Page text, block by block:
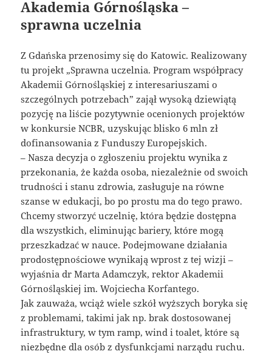
Akademia Górnośląska –
sprawna uczelnia
Z Gdańska przenosimy się do Katowic. Realizowany
tu projekt „Sprawna uczelnia. Program współpracy
Akademii Górnośląskiej z interesariuszami o
szczególnych potrzebach” zajął wysoką dziewiątą
pozycję na liście pozytywnie ocenionych projektów
w konkursie NCBR, uzyskując blisko 6 mln zł
dofinansowania z Funduszy Europejskich.
– Nasza decyzja o zgłoszeniu projektu wynika z
przekonania, że każda osoba, niezależnie od swoich
trudności i stanu zdrowia, zasługuje na równe
szanse w edukacji, bo po prostu ma do tego prawo.
Chcemy stworzyć uczelnię, która będzie dostępna
dla wszystkich, eliminując bariery, które mogą
przeszkadzać w nauce. Podejmowane działania
prodostępnościowe wynikają wprost z tej wizji –
wyjaśnia dr Marta Adamczyk, rektor Akademii
Górnośląskiej im. Wojciecha Korfantego.
Jak zauważa, wciąż wiele szkół wyższych boryka się
z problemami, takimi jak np. brak dostosowanej
infrastruktury, w tym ramp, wind i toalet, które są
niezbędne dla osób z dysfunkcjami narządu ruchu.